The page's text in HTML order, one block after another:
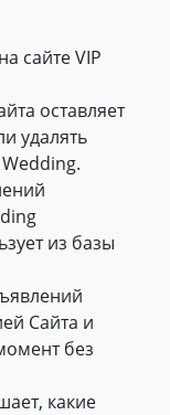
сайте VIP
оставляет
удалять
из базы
Сайта и
без
какие